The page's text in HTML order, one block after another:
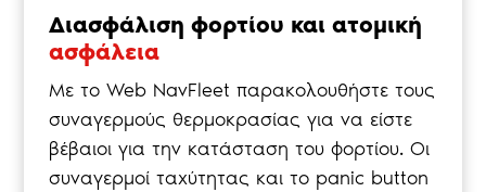
Διασφάλιση φορτίου και ατομική
ασφάλεια
Με το Web NavFleet παρακολουθήστε τους
συναγερμούς θερμοκρασίας για να είστε
βέβαιοι για την κατάσταση του φορτίου. Οι
συναγερμοί ταχύτητας και το panic button